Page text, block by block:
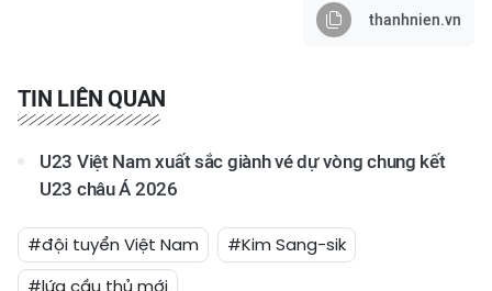
thanhnien.vn
TIN LIÊN QUAN
U23 Việt Nam xuất sắc giành vé dự vòng chung kết
U23 châu Á 2026
#đội tuyển Việt Nam
#Kim Sang-sik
#lứa cầu thủ mới